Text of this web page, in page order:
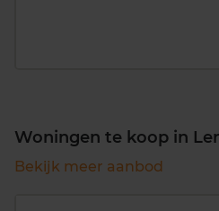
Woningen te koop in
Bekijk meer aanbod